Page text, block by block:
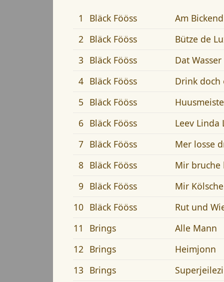
1 Bläck Fööss
Am
2 Bläck Fööss
Bütze de
3 Bläck Fööss
Dat
4 Bläck Fööss
Drink doch
5 Bläck Fööss
6 Bläck Fööss
Leev Linda
7 Bläck Fööss
Mer losse
8 Bläck Fööss
Mir bruche
9 Bläck Fööss
Mir Kölsche
10 Bläck Fööss
Rut und
11
Brings
Alle Mann
12 Brings
Heimjonn
13 Brings